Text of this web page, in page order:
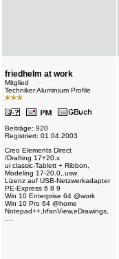
friedhelm at work
Mitglied
Techniker Aluminium Profile
Beiträge: 920
Registriert: 01.04.2003
Creo Elements Direct
/Drafting 17+20.x
ui classic-Tablett + Ribbon,
Modeling 17-20.0,.usw
Lizenz auf USB-Netzwerkadapter
PE-Express 6 8 9
Win 10 Enterprise 64 @work
Win 10 Pro 64 @home
Notepad++,IrfanView,eDrawings,